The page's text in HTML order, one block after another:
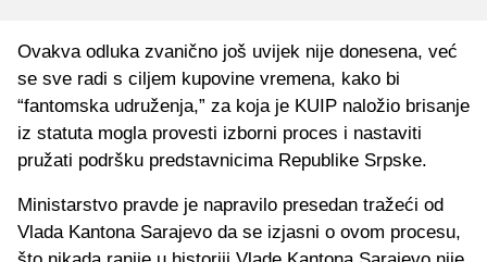
Ovakva odluka zvanično još uvijek nije donesena, već
se sve radi s ciljem kupovine vremena, kako bi
“fantomska udruženja,” za koja je KUIP naložio brisanje
iz statuta mogla provesti izborni proces i nastaviti
pružati podršku predstavnicima Republike Srpske.
Ministarstvo pravde je napravilo presedan tražeći od
Vlada Kantona Sarajevo da se izjasni o ovom procesu,